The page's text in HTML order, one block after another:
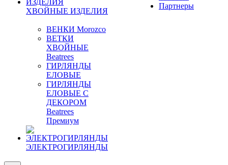
ХВОЙНЫЕ ИЗДЕЛИЯ
ВЕНКИ Morozco
ВЕТКИ
ХВОЙНЫЕ
Beatrees
ГИРЛЯНДЫ
ЕЛОВЫЕ
ГИРЛЯНДЫ
ЕЛОВЫЕ С
ДЕКОРОМ
Beatrees
Премиум
ЭЛЕКТРОГИРЛЯНДЫ
Партнеры